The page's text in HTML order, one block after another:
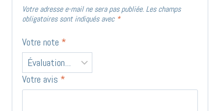
Votre adresse e-mail ne sera pas publiée. Les champs
obligatoires sont indiqués avec *
Votre note *
Votre avis *